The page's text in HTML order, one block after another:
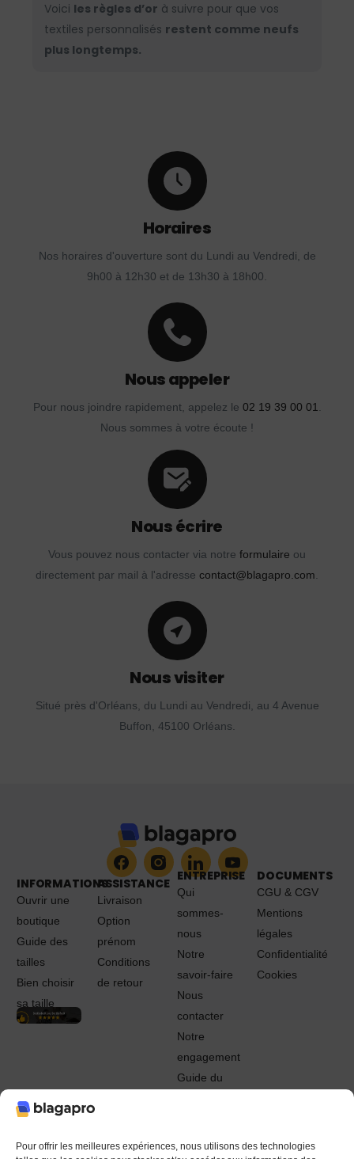
Pour offrir les meilleures expériences, nous utilisons des technologies
Voici les règles d’or à suivre pour que vos
textiles personnalisés restent comme neufs
plus longtemps.
Horaires
Nos horaires d'ouverture sont du Lundi au Vendredi, de
9h00 à 12h30 et de 13h30 à 18h00.
Nous appeler
Pour nous joindre rapidement, appelez le 02 19 39 00 01.
Nous sommes à votre écoute !
Nous écrire
Vous pouvez nous contacter via notre formulaire ou
directement par mail à l'adresse contact@blagapro.com.
Nous visiter
Situé près d'Orléans, du Lundi au Vendredi, au 4 Avenue
Buffon, 45100 Orléans.
INFORMATIONS
Ouvrir une
boutique
Guide des
tailles
Bien choisir
sa taille
ASSISTANCE
Livraison
Option
prénom
Conditions
de retour
ENTREPRISE
Qui
sommes-
nous
Notre
savoir-faire
Nous
contacter
Notre
engagement
Guide du
DOCUMENTS
CGU & CGV
Mentions
légales
Confidentialité
Cookies
© 2022 - 2024 Blagapro. Tous droits réservés. Textiles
personnalisés à Orléans